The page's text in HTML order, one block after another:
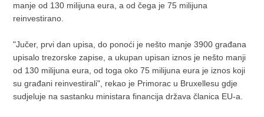
manje od 130 milijuna eura, a od čega je 75 milijuna
reinvestirano.
"Jučer, prvi dan upisa, do ponoći je nešto manje 3900 građana
upisalo trezorske zapise, a ukupan upisan iznos je nešto manji
od 130 milijuna eura, od toga oko 75 milijuna eura je iznos koji
su građani reinvestirali", rekao je Primorac u Bruxellesu gdje
sudjeluje na sastanku ministara financija država članica EU-a.